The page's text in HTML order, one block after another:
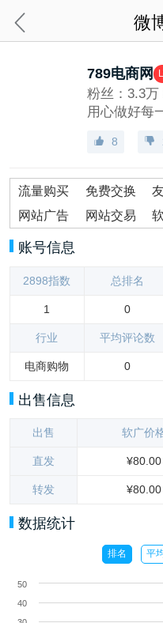
微
789电商网
粉丝：3.3万
用心做好每
8
流量购买 免费交换
网站广告
网站交易
账号信息
2898指数 总排名
1 0
行业 平均评论数
电商购物 0
出售信息
出售 软广价
直发 ¥80.00
转发 ¥80.00
数据统计
平
排名
40
50